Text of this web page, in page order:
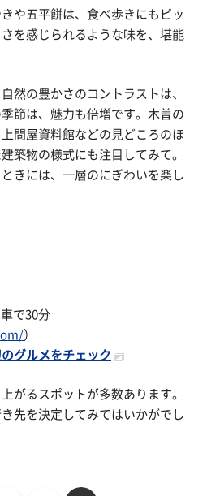
や五平餅は、食べ歩きにもピッ
を感じられるような味を、堪能
然の豊かさのコントラストは、
節は、魅力も倍増です。木曽の
問屋資料館などの見どころのほ
築物の様式にも注目してみて。
きには、一層のにぎわいを楽し
で30分
）
グルメをチェック
がるスポットが多数あります。
先を決定してみてはいかがでし